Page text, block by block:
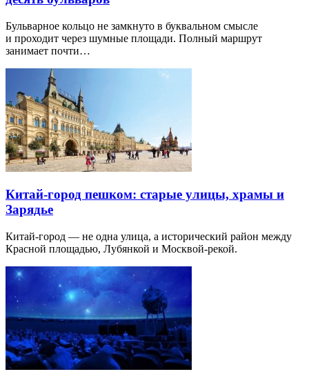
Бульварное кольцо не замкнуто в буквальном смысле
и проходит через шумные площади. Полный маршрут
занимает почти…
Китай-город пешком: старые улицы, храмы и
Зарядье
Китай-город — не одна улица, а исторический район между
Красной площадью, Лубянкой и Москвой-рекой.